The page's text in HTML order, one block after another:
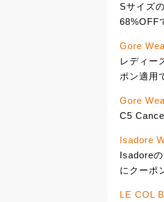
Sサイズ
68%OFF
Gore
レディー
ポン適用
Gore
C5
Isadore
Isadore
にクーポ
LE COL